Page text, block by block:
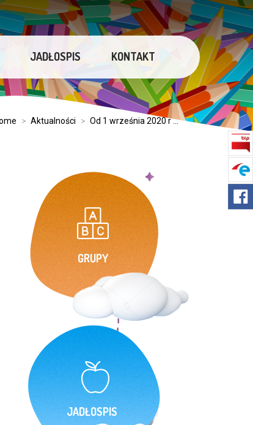
JADŁOSPIS KONTAKT
> Aktualności > Od 1 września 2020 r ...
GRUPY
JADŁOSPIS